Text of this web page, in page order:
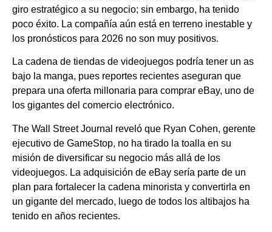
giro estratégico a su negocio; sin embargo, ha tenido
poco éxito. La compañía aún está en terreno inestable y
los pronósticos para 2026 no son muy positivos.
La cadena de tiendas de videojuegos podría tener un as
bajo la manga, pues reportes recientes aseguran que
prepara una oferta millonaria para comprar eBay, uno de
los gigantes del comercio electrónico.
The Wall Street Journal reveló que Ryan Cohen, gerente
ejecutivo de GameStop, no ha tirado la toalla en su
misión de diversificar su negocio más allá de los
videojuegos. La adquisición de eBay sería parte de un
plan para fortalecer la cadena minorista y convertirla en
un gigante del mercado, luego de todos los altibajos ha
tenido en años recientes.